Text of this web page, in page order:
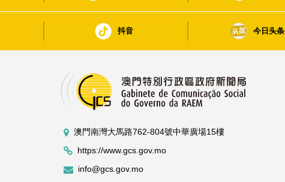
抖音 今日头条
澳門南灣大馬路762-804號中華廣場15樓
https://www.gcs.gov.mo
info@gcs.gov.mo